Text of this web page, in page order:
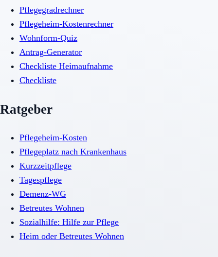
Pflegegradrechner
Pflegeheim-Kostenrechner
Wohnform-Quiz
Antrag-Generator
Checkliste Heimaufnahme
Checkliste
Ratgeber
Pflegeheim-Kosten
Pflegeplatz nach Krankenhaus
Kurzzeitpflege
Tagespflege
Demenz-WG
Betreutes Wohnen
Sozialhilfe: Hilfe zur Pflege
Heim oder Betreutes Wohnen